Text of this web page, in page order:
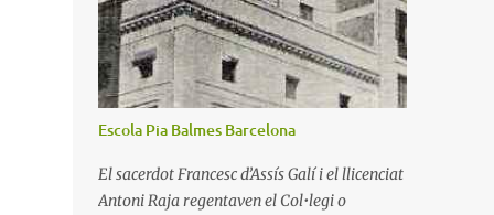
Escola Pia Balmes Barcelona
El sacerdot Francesc d’Assís Galí i el llicenciat
Antoni Raja regentaven el Col•legi o